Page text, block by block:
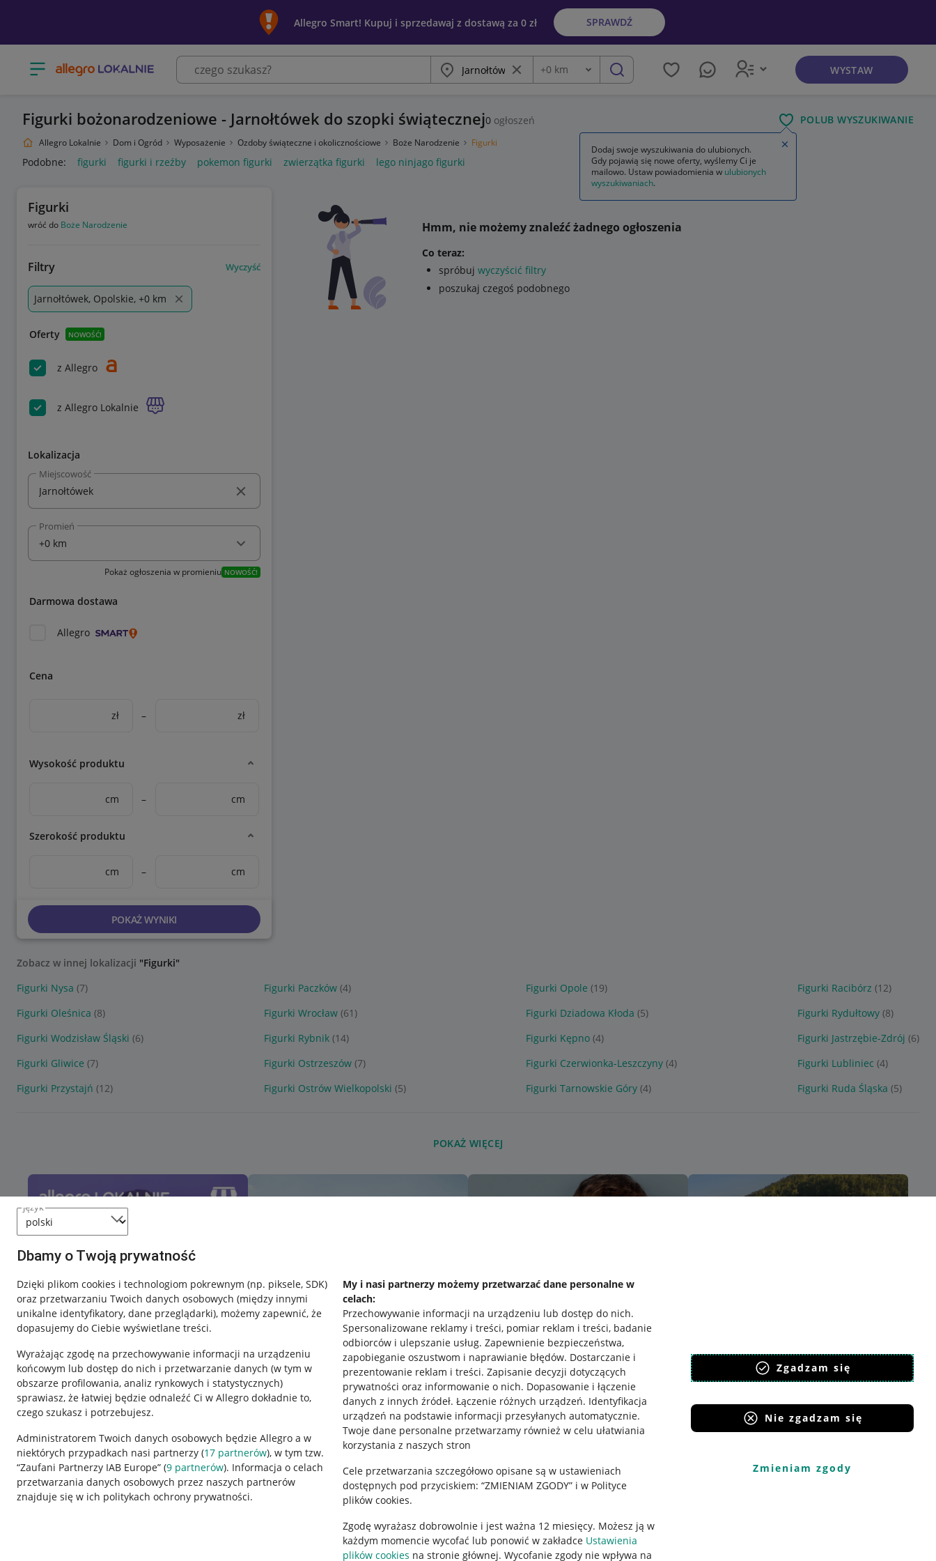
język
Dbamy o Twoją prywatność
Dzięki plikom cookies i technologiom pokrewnym (np. piksele, SDK)
oraz przetwarzaniu Twoich danych osobowych (między innymi
unikalne identyfikatory, dane przeglądarki), możemy zapewnić, że
dopasujemy do Ciebie wyświetlane treści.
Wyrażając zgodę na przechowywanie informacji na urządzeniu
końcowym lub dostęp do nich i przetwarzanie danych (w tym w
obszarze profilowania, analiz rynkowych i statystycznych)
sprawiasz, że łatwiej będzie odnaleźć Ci w Allegro dokładnie to,
czego szukasz i potrzebujesz.
Administratorem Twoich danych osobowych będzie Allegro a w
niektórych przypadkach nasi partnerzy (17 partnerów), w tym tzw.
“Zaufani Partnerzy IAB Europe” (9 partnerów). Informacja o celach
przetwarzania danych osobowych przez naszych partnerów
znajduje się w ich politykach ochrony prywatności.
My i nasi partnerzy możemy przetwarzać dane personalne w
celach:
Przechowywanie informacji na urządzeniu lub dostęp do nich.
Spersonalizowane reklamy i treści, pomiar reklam i treści, badanie
odbiorców i ulepszanie usług. Zapewnienie bezpieczeństwa,
zapobieganie oszustwom i naprawianie błędów. Dostarczanie i
prezentowanie reklam i treści. Zapisanie decyzji dotyczących
prywatności oraz informowanie o nich. Dopasowanie i łączenie
danych z innych źródeł. Łączenie różnych urządzeń. Identyfikacja
urządzeń na podstawie informacji przesyłanych automatycznie.
Twoje dane personalne przetwarzamy również w celu ułatwiania
korzystania z naszych stron
Cele przetwarzania szczegółowo opisane są w ustawieniach
dostępnych pod przyciskiem: “ZMIENIAM ZGODY” i w Polityce
plików cookies.
Zgodę wyrażasz dobrowolnie i jest ważna 12 miesięcy. Możesz ją w
każdym momencie wycofać lub ponowić w zakładce Ustawienia
plików cookies na stronie głównej. Wycofanie zgody nie wpływa na
Zgadzam się
Nie zgadzam się
Zmieniam zgody
Allegro Smart! Kupuj i sprzedawaj z dostawą za 0 zł SPRAWDŹ
Otwórz menu z kategoriami Miasto Wyczyść frazę
Odległość
+0 km szukaj WYSTAW
Figurki bożonarodzeniowe - Jarnołtówek do szopki świątecznej0 ogłoszeń POLUB WYSZUKIWANIE
Allegro Lokalnie Dom i Ogród Wyposażenie Ozdoby świąteczne i okolicznościowe Boże Narodzenie Figurki
Podobne: figurki figurki i rzeźby pokemon figurki zwierzątka figurki lego ninjago figurki
Figurki
wróć do Boże Narodzenie
Filtry Wyczyść
Jarnołtówek, Opolskie, +0 km
Oferty NOWOŚĆ!
z Allegro
z Allegro Lokalnie
Lokalizacja
Miejscowość
Promień
Pokaż ogłoszenia w promieniu NOWOŚĆ!
Darmowa dostawa
Allegro
Cena
zł – zł
Wysokość produktu
cm – cm
Szerokość produktu
cm – cm
POKAŻ WYNIKI
Hmm, nie możemy znaleźć żadnego ogłoszenia
Co teraz:
spróbuj wyczyścić filtry
poszukaj czegoś podobnego
Zobacz w innej lokalizacji "Figurki"
Figurki Nysa (7) Figurki Paczków (4) Figurki Opole (19) Figurki Racibórz (12)
Figurki Oleśnica (8) Figurki Wrocław (61) Figurki Dziadowa Kłoda (5) Figurki Rydułtowy (8)
Figurki Wodzisław Śląski (6) Figurki Rybnik (14) Figurki Kępno (4) Figurki Jastrzębie-Zdrój (6)
Figurki Gliwice (7) Figurki Ostrzeszów (7) Figurki Czerwionka-Leszczyny (4) Figurki Lubliniec (4)
Figurki Przystajń (12) Figurki Ostrów Wielkopolski (5) Figurki Tarnowskie Góry (4) Figurki Ruda Śląska (5)
POKAŻ WIĘCEJ
Przydatne informacje
Jak to działa
Napisz do nas
Allegro Gadane dla sprzedających
Regulamin
Polityka plików "cookies"
Ustawienia plików "cookies"
Udostępnianie lokalizacji
Informacje dla Aktu o Usługach Cyfrowych
Pobierz aplikację
Dodaj swoje wyszukiwania do ulubionych.
Gdy pojawią się nowe oferty, wyślemy Ci je
mailowo. Ustaw powiadomienia w ulubionych
wyszukiwaniach.
Zamknij wskazówkę